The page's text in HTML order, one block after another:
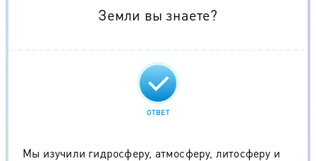
Земли вы знаете?
ОТВЕТ
Мы изучили гидросферу, атмосферу, литосферу и